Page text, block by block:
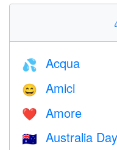
💦 Acqua
😄 Amici
❤️️ Amore
🇦🇺 Australia Day